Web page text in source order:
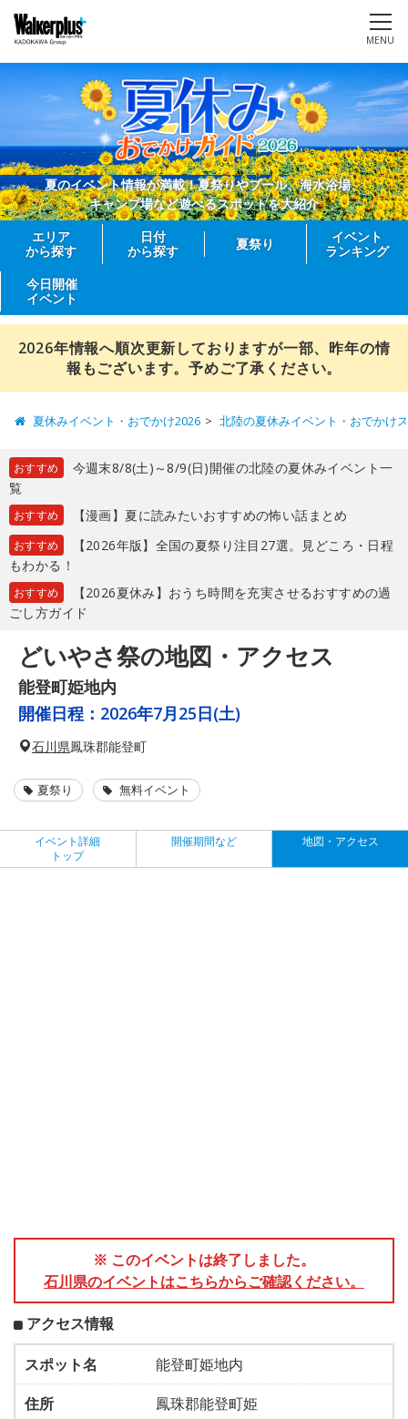
MENU
夏のイベント情報が満載！夏祭りやプール、海水浴場、
キャンプ場など遊べるスポットを大紹介
エリア
から探す
日付
から探す
夏祭り
イベント
ランキング
今日開催
イベント
2026年情報へ順次更新しておりますが一部、昨年の情
報もございます。予めご了承ください。
夏休みイベント・おでかけ2026 北陸の夏休みイベント・おでかけ
おすすめ
今週末8/8(土)～8/9(日)開催の北陸の夏休みイベント一
覧
おすすめ 【漫画】夏に読みたいおすすめの怖い話まとめ
おすすめ
【2026年版】全国の夏祭り注目27選。見どころ・日程
もわかる！
おすすめ
【2026夏休み】おうち時間を充実させるおすすめの過
ごし方ガイド
どいやさ祭の地図・アクセス
能登町姫地内
開催日程： 2026年7月25日(土)
石川県鳳珠郡能登町
夏祭り 無料イベント
イベント詳細
トップ
開催期間など 地図・アクセス
※ このイベントは終了しました。
石川県のイベントはこちらからご確認ください。
アクセス情報
スポット名
能登町姫地内
住所
鳳珠郡能登町姫